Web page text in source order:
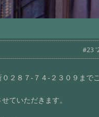
#23
２８７-７４-２３０９まで
ていただきます。